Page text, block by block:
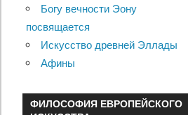
Богу вечности Эону
посвящается
Искусство древней Эллады
Афины
ФИЛОСОФИЯ ЕВРОПЕЙСКОГО